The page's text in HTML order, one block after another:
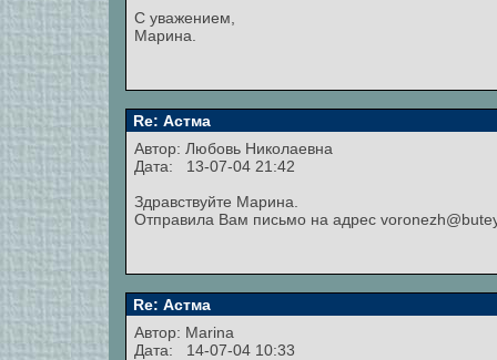
С уважением,
Марина.
Re: Астма
Автор: Любовь Николаевна
Дата: 13-07-04 21:42
Здравствуйте Марина.
Отправила Вам письмо на адрес
Re: Астма
Автор: Marina
Дата: 14-07-04 10:33